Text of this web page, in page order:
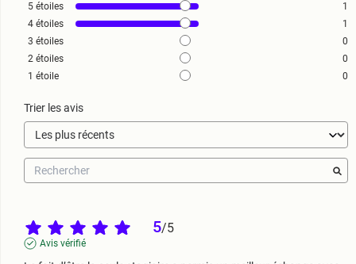
5 étoiles
1
4 étoiles
1
3 étoiles
0
2 étoiles
0
1 étoile 0
Trier les avis
5/5
Avis vérifié